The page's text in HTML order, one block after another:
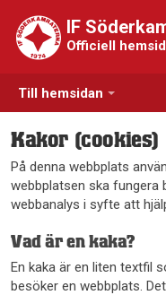
Till hemsidan
IF
Officiell
Kakor (cookies)
På denna webbplats
webbplatsen ska fungera
webbanalys i syfte att
Vad är en kaka?
En kaka är en liten textfil
besöker en webbplats.